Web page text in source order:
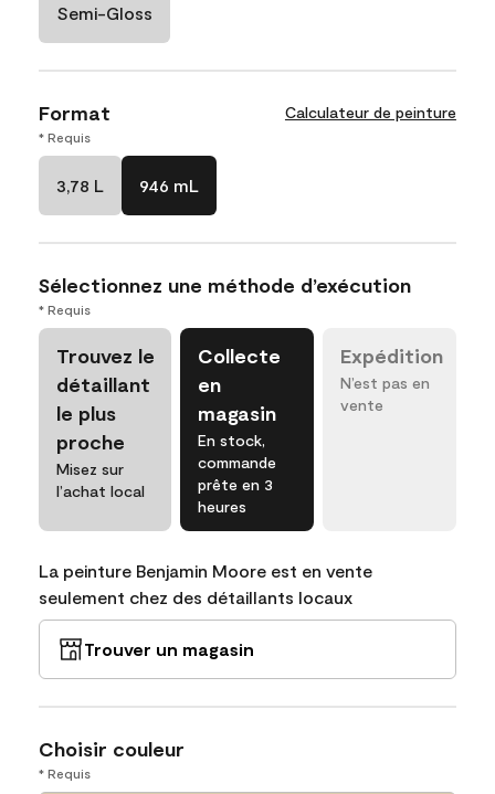
Semi-Gloss
Format Calculateur de peinture
* Requis
3,78 L 946 mL
Sélectionnez une méthode d’exécution
* Requis
Trouvez le
détaillant
le plus
proche
Misez sur
l’achat local
Collecte
en
magasin
En stock,
commande
prête en 3
heures
Expédition
N’est pas en
vente
La peinture Benjamin Moore est en vente
seulement chez des détaillants locaux
Trouver un magasin
Choisir couleur
* Requis